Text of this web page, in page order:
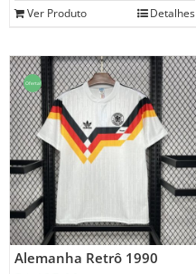
Ver Produto Detalhes
Oferta!
Alemanha Retrô 1990